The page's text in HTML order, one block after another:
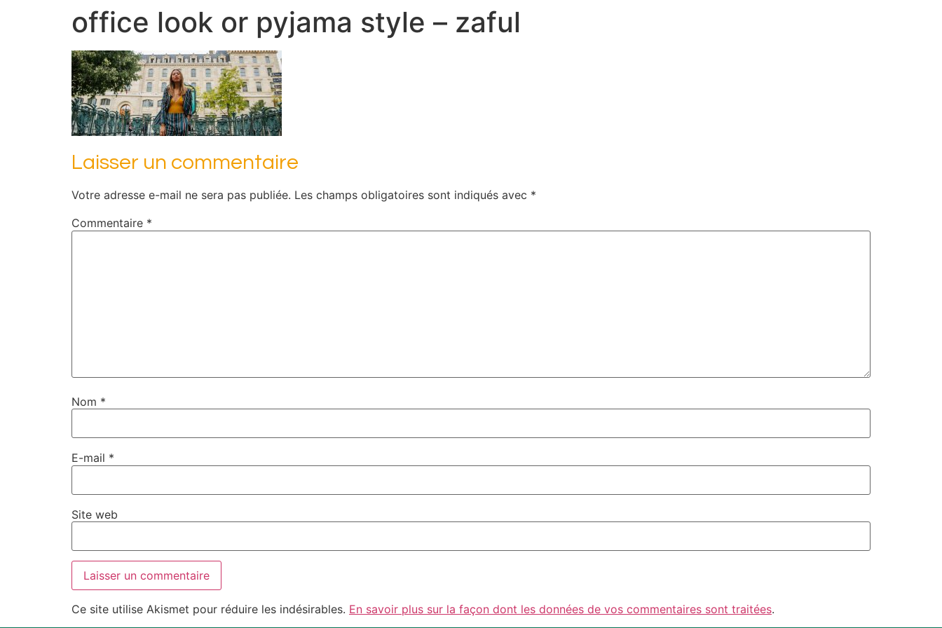
office look or pyjama style – zaful
Laisser un commentaire
Votre adresse e-mail ne sera pas publiée. Les champs obligatoires sont indiqués avec *
Commentaire *
Nom *
E-mail *
Site web
Ce site utilise Akismet pour réduire les indésirables. En savoir plus sur la façon dont les données de vos commentaires sont traitées.